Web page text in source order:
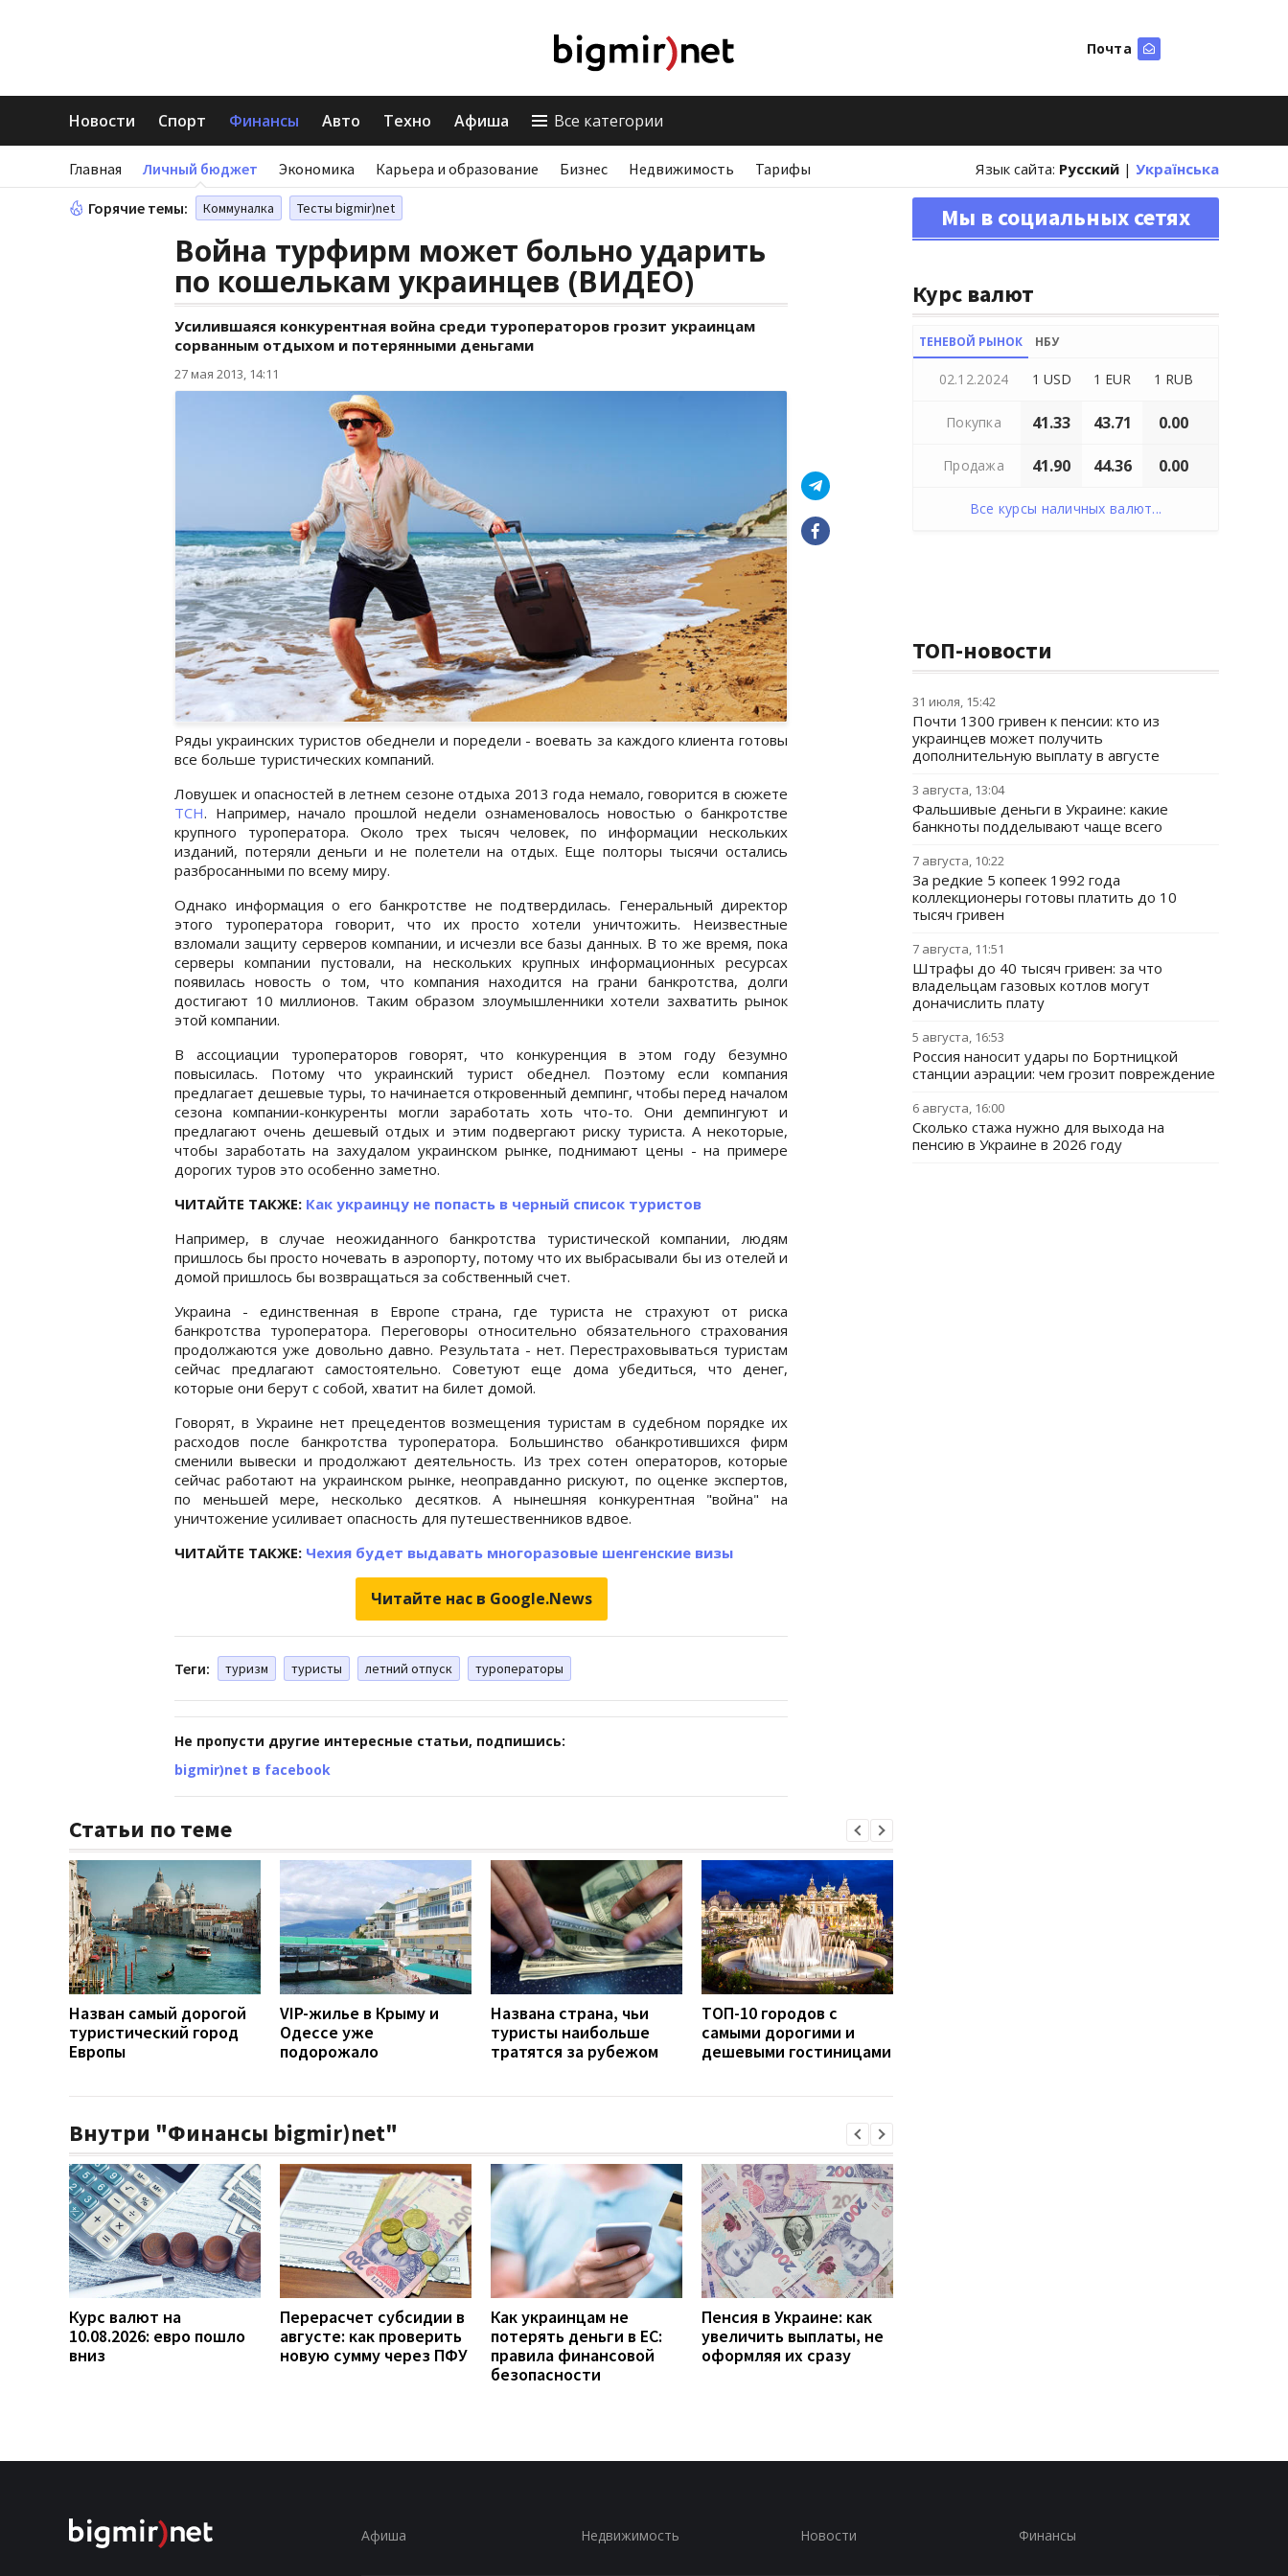
Почта
Новости Спорт Финансы Авто Техно Афиша Все категории
Главная Личный бюджет Экономика Карьера и образование Бизнес Недвижимость Тарифы Язык сайта: Русский | Українська
Горячие темы: Коммуналка Тесты bigmir)net
Война турфирм может больно ударить
по кошелькам украинцев (ВИДЕО)
Усилившаяся конкурентная война среди туроператоров грозит украинцам
сорванным отдыхом и потерянными деньгами
27 мая 2013, 14:11
Ряды украинских туристов обеднели и поредели - воевать за каждого клиента готовы
все больше туристических компаний.
Ловушек и опасностей в летнем сезоне отдыха 2013 года немало, говорится в сюжете
ТСН. Например, начало прошлой недели ознаменовалось новостью о банкротстве
крупного туроператора. Около трех тысяч человек, по информации нескольких
изданий, потеряли деньги и не полетели на отдых. Еще полторы тысячи остались
разбросанными по всему миру.
Однако информация о его банкротстве не подтвердилась. Генеральный директор
этого туроператора говорит, что их просто хотели уничтожить. Неизвестные
взломали защиту серверов компании, и исчезли все базы данных. В то же время, пока
серверы компании пустовали, на нескольких крупных информационных ресурсах
появилась новость о том, что компания находится на грани банкротства, долги
достигают 10 миллионов. Таким образом злоумышленники хотели захватить рынок
этой компании.
В ассоциации туроператоров говорят, что конкуренция в этом году безумно
повысилась. Потому что украинский турист обеднел. Поэтому если компания
предлагает дешевые туры, то начинается откровенный демпинг, чтобы перед началом
сезона компании-конкуренты могли заработать хоть что-то. Они демпингуют и
предлагают очень дешевый отдых и этим подвергают риску туриста. А некоторые,
чтобы заработать на захудалом украинском рынке, поднимают цены - на примере
дорогих туров это особенно заметно.
ЧИТАЙТЕ ТАКЖЕ: Как украинцу не попасть в черный список туристов
Например, в случае неожиданного банкротства туристической компании, людям
пришлось бы просто ночевать в аэропорту, потому что их выбрасывали бы из отелей и
домой пришлось бы возвращаться за собственный счет.
Украина - единственная в Европе страна, где туриста не страхуют от риска
банкротства туроператора. Переговоры относительно обязательного страхования
продолжаются уже довольно давно. Результата - нет. Перестраховываться туристам
сейчас предлагают самостоятельно. Советуют еще дома убедиться, что денег,
которые они берут с собой, хватит на билет домой.
Говорят, в Украине нет прецедентов возмещения туристам в судебном порядке их
расходов после банкротства туроператора. Большинство обанкротившихся фирм
сменили вывески и продолжают деятельность. Из трех сотен операторов, которые
сейчас работают на украинском рынке, неоправданно рискуют, по оценке экспертов,
по меньшей мере, несколько десятков. А нынешняя конкурентная "война" на
уничтожение усиливает опасность для путешественников вдвое.
ЧИТАЙТЕ ТАКЖЕ: Чехия будет выдавать многоразовые шенгенские визы
Читайте нас в Google.News
Теги: туризм туристы летний отпуск туроператоры
Не пропусти другие интересные статьи, подпишись:
bigmir)net в facebook
Статьи по теме
Назван самый дорогой
туристический город
Европы
VIP-жилье в Крыму и
Одессе уже
подорожало
Названа страна, чьи
туристы наибольше
тратятся за рубежом
ТОП-10 городов с
самыми дорогими и
дешевыми гостиницами
Внутри "Финансы bigmir)net"
Курс валют на
10.08.2026: евро пошло
вниз
Перерасчет субсидии в
августе: как проверить
новую сумму через ПФУ
Как украинцам не
потерять деньги в ЕС:
правила финансовой
безопасности
Пенсия в Украине: как
увеличить выплаты, не
оформляя их сразу
Мы в социальных сетях
Курс валют
ТЕНЕВОЙ РЫНОК НБУ
02.12.2024 1 USD 1 EUR 1 RUB
Покупка 41.33 43.71 0.00
Продажа 41.90 44.36 0.00
Все курсы наличных валют...
ТОП-новости
31 июля, 15:42
Почти 1300 гривен к пенсии: кто из
украинцев может получить
дополнительную выплату в августе
3 августа, 13:04
Фальшивые деньги в Украине: какие
банкноты подделывают чаще всего
7 августа, 10:22
За редкие 5 копеек 1992 года
коллекционеры готовы платить до 10
тысяч гривен
7 августа, 11:51
Штрафы до 40 тысяч гривен: за что
владельцам газовых котлов могут
доначислить плату
5 августа, 16:53
Россия наносит удары по Бортницкой
станции аэрации: чем грозит повреждение
6 августа, 16:00
Сколько стажа нужно для выхода на
пенсию в Украине в 2026 году
Афиша Недвижимость Новости Финансы